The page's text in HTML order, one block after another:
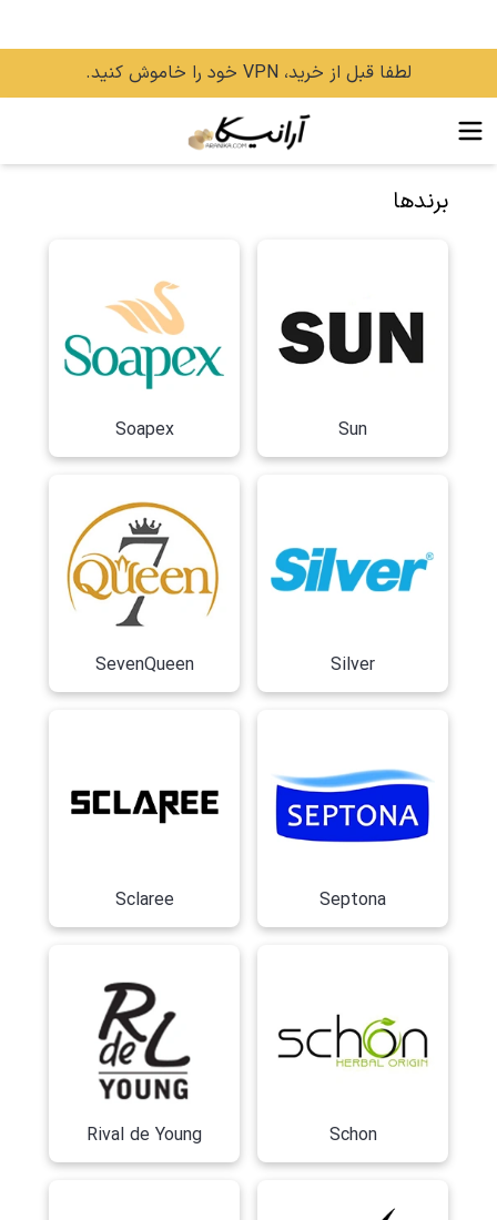
لطفا قبل از خرید، VPN خود را خاموش کنید.
برندها
Sun
Soapex
Silver
SevenQueen
Septona
Sclaree
Schon
Rival de Young